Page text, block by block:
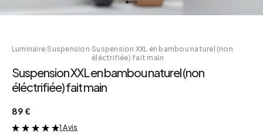
Luminaire·Suspension·Suspension XXL en bambou naturel (non
éléctrifiée) fait main
Suspension XXL en bambou naturel (non
éléctrifiée) fait main
89 €
&
1 Avis